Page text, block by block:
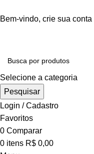
Bem-vindo, crie sua conta
Selecione a categoria
Pesquisar
Login / Cadastro
Favoritos
0 Comparar
0 itens R$ 0,00